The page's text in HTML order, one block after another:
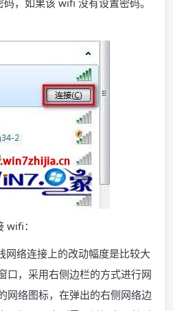
，如果该 wifi 没有设置密码。
wifi：
网络连接上的改动幅度是比较大
口，采用右侧边栏的方式进行网
网络图标，在弹出的右侧网络边